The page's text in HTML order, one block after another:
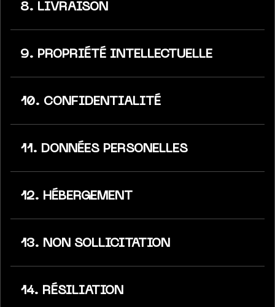
8. LIVRAISON
9. PROPRIÉTÉ INTELLECTUELLE
10. CONFIDENTIALITÉ
11. DONNÉES PERSONELLES
12. HÉBERGEMENT
13. NON SOLLICITATION
14. RÉSILIATION